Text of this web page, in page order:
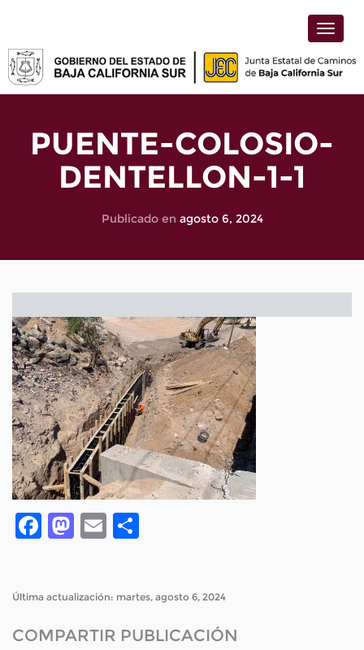
Toggle
PUENTE-COLOSIO-
DENTELLON-1-1
Publicado en agosto 6, 2024
Facebook
Mastodon
Email
Última actualización: martes, agosto 6, 2024
COMPARTIR PUBLICACIÓN